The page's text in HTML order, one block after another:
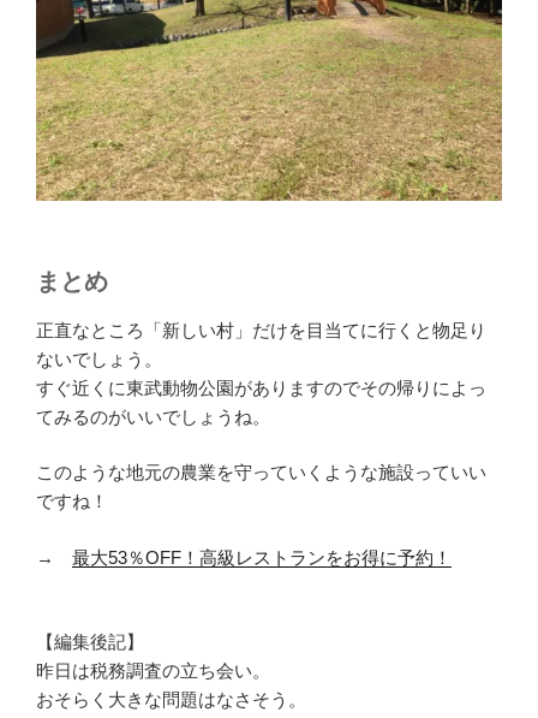
まとめ
正直なところ「新しい村」だけを目当てに行くと物足り
ないでしょう。
すぐ近くに東武動物公園がありますのでその帰りによっ
てみるのがいいでしょうね。
このような地元の農業を守っていくような施設っていい
ですね！
→ 最大53％OFF！高級レストランをお得に予約！
【編集後記】
昨日は税務調査の立ち会い。
おそらく大きな問題はなさそう。